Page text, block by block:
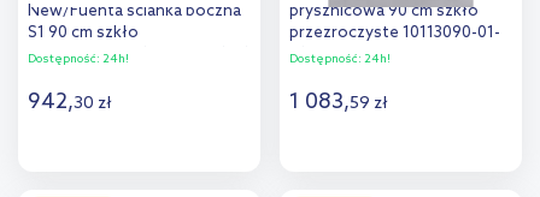
New/Fuenta ścianka boczna
S1 90 cm szkło
przezroczyste 1384050-01-01
Dostępność: 24h!
942,30 zł
prysznicowa 90 cm szkło
przezroczyste 10113090-01-
01
Dostępność: 24h!
1 083,59 zł